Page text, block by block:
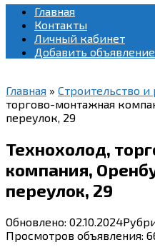
Главная
Контакты
Личный кабинет
Добавить объявление
Главная » Строительство и
торгово-монтажная
переулок, 29
Технохолод,
компания,
переулок, 29
Обновлено: 02.10.2024
Просмотров объявления: